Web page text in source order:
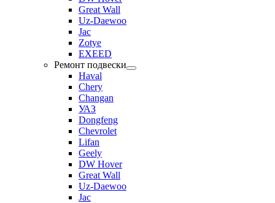
Great Wall
Uz-Daewoo
Jac
Zotye
EXEED
Ремонт подвески
Haval
Chery
Changan
УАЗ
Dongfeng
Chevrolet
Lifan
Geely
DW Hover
Great Wall
Uz-Daewoo
Jac